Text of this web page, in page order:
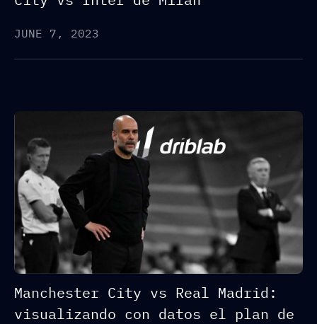
JUNE 7, 2023
Manchester City vs Real Madrid:
visualizando con datos el plan de